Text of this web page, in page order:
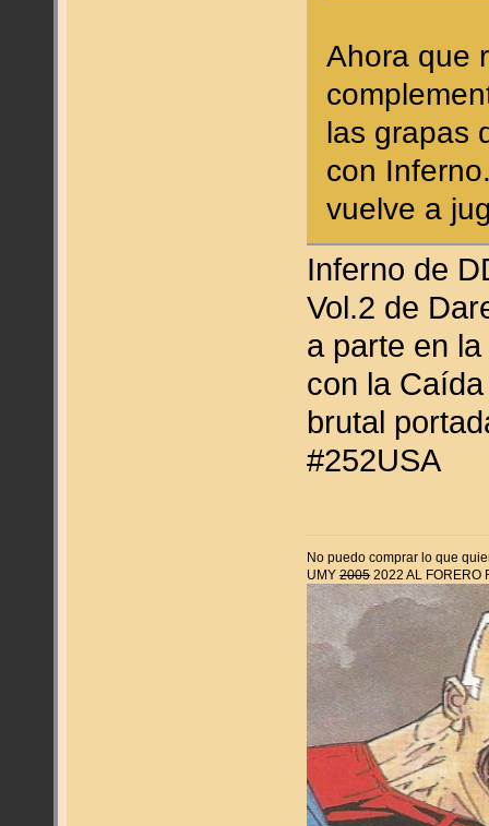
Ahora que
las grapas
con
vuelve a
Inferno de
Vol.2 de
a parte en
con la
brutal
#252USA
No puedo comprar lo que
UMY20052022 AL FORERO